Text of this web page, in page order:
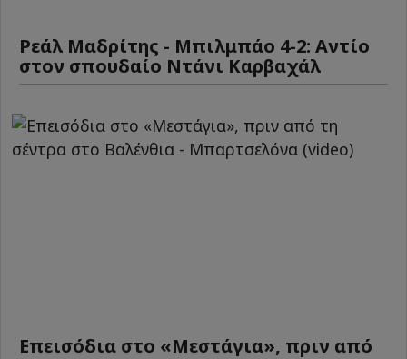
Ρεάλ Μαδρίτης - Μπιλμπάο 4-2: Αντίο
στον σπουδαίο Ντάνι Καρβαχάλ
Επεισόδια στο «Μεστάγια», πριν από